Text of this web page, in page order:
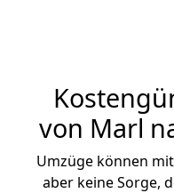
von Marl
Umzüge können
aber keine Sorge,